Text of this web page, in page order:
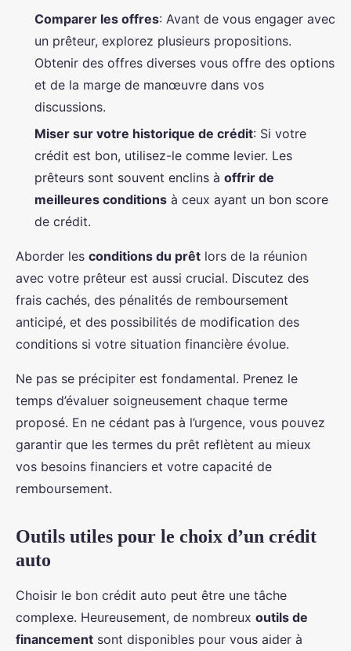
Comparer les offres: Avant de vous engager avec
un prêteur, explorez plusieurs propositions.
Obtenir des offres diverses vous offre des options
et de la marge de manœuvre dans vos
discussions.
Miser sur votre historique de crédit: Si votre
crédit est bon, utilisez-le comme levier. Les
prêteurs sont souvent enclins à offrir de
meilleures conditions à ceux ayant un bon score
de crédit.
Aborder les conditions du prêt lors de la réunion
avec votre prêteur est aussi crucial. Discutez des
frais cachés, des pénalités de remboursement
anticipé, et des possibilités de modification des
conditions si votre situation financière évolue.
Ne pas se précipiter est fondamental. Prenez le
temps d’évaluer soigneusement chaque terme
proposé. En ne cédant pas à l’urgence, vous pouvez
garantir que les termes du prêt reflètent au mieux
vos besoins financiers et votre capacité de
remboursement.
Outils utiles pour le choix d’un crédit
auto
Choisir le bon crédit auto peut être une tâche
complexe. Heureusement, de nombreux outils de
financement sont disponibles pour vous aider à